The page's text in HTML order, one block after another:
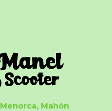
Menorca, Mahón